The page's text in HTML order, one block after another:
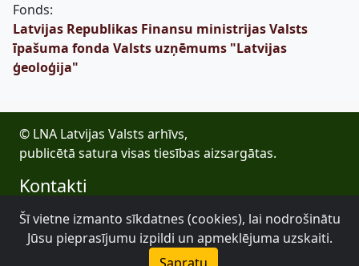
Fonds:
Latvijas Republikas Finansu ministrijas Valsts
īpašuma fonda Valsts uzņēmums "Latvijas
ģeoloģija"
© LNA Latvijas Valsts arhīvs,
publicētā satura visas tiesības aizsargātas.
Kontakti
E-pasts: lva@arhivi.gov.lv
Tālrunis: +371 20027447
Bezdelīgu 1A, Rīga
Šī vietne izmanto sīkdatnes (cookies), lai nodrošinātu
Jūsu pieprasījumu izpildi un apmeklējuma uzskaiti.